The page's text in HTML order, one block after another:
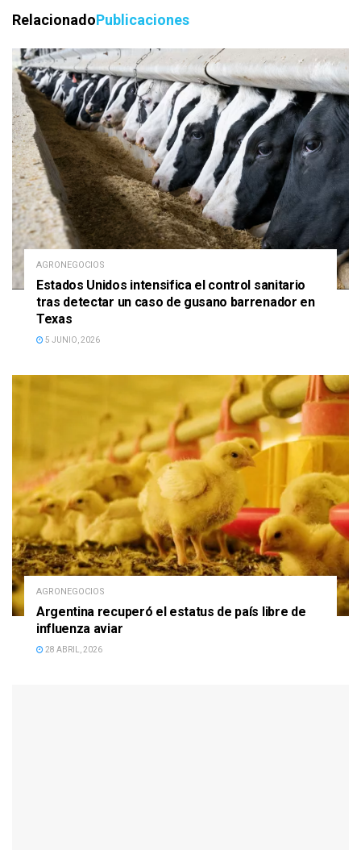
RelacionadoPublicaciones
AGRONEGOCIOS
Estados Unidos intensifica el control sanitario
tras detectar un caso de gusano barrenador en
Texas
5 JUNIO, 2026
AGRONEGOCIOS
Argentina recuperó el estatus de país libre de
influenza aviar
28 ABRIL, 2026